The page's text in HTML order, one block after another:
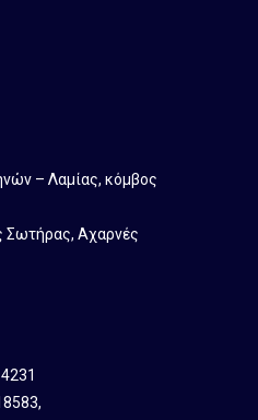
– Λαμίας, κόμβος
Αχαρνές
,